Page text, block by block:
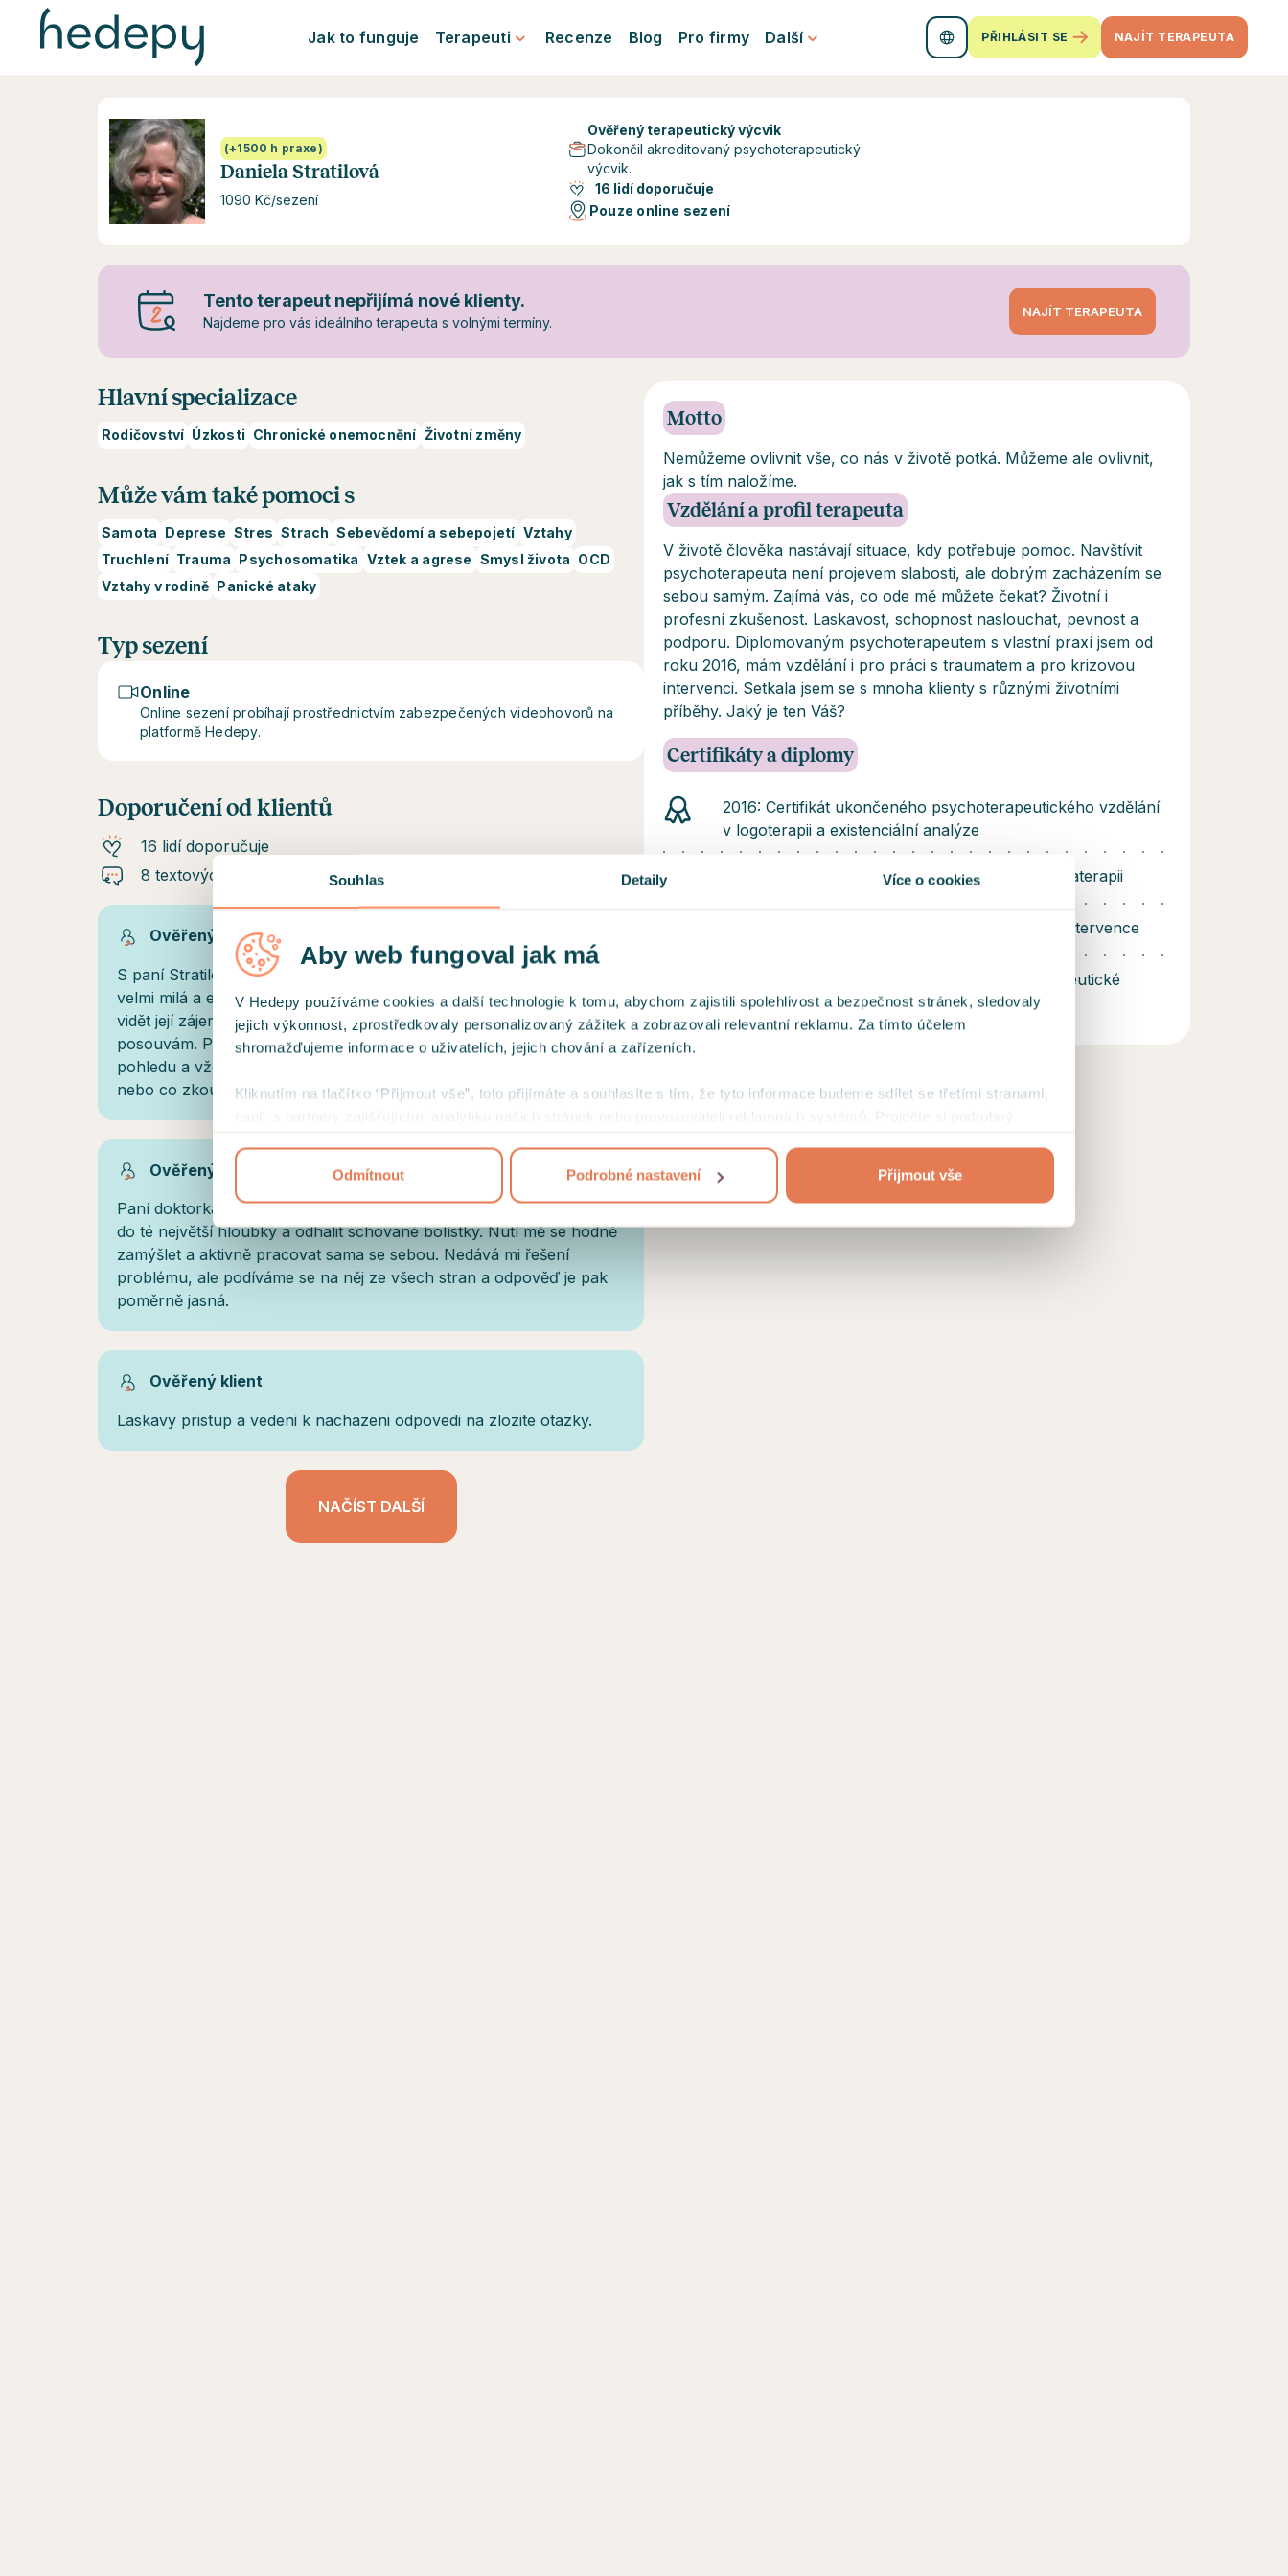
Souhlas Detaily Více o cookies
Aby web fungoval jak má
V Hedepy používáme cookies a další technologie k tomu, abychom zajistili spolehlivost a bezpečnost stránek, sledovaly
jejich výkonnost, zprostředkovaly personalizovaný zážitek a zobrazovali relevantní reklamu. Za tímto účelem
shromažďujeme informace o uživatelích, jejich chování a zařízeních.
Kliknutím na tlačítko “Přijmout vše”, toto přijímáte a souhlasíte s tím, že tyto informace budeme sdílet se třetími stranami,
např. s partnery zajišťujícími analytiku našich stránek nebo provozovateli reklamních systémů. Projděte si podrobný
Odmítnout Podrobné nastavení Přijmout vše
Jak to funguje Terapeuti Recenze Blog Pro firmy Další PŘIHLÁSIT SE NAJÍT TERAPEUTA
(+1500 h praxe)
Daniela Stratilová
1090 Kč/sezení
Ověřený terapeutický výcvik
Dokončil akreditovaný psychoterapeutický
výcvik.
16 lidí doporučuje
Pouze online sezení
Tento terapeut nepřijímá nové klienty.
Najdeme pro vás ideálního terapeuta s volnými termíny.
NAJÍT TERAPEUTA
Hlavní specializace
Rodičovství Úzkosti Chronické onemocnění Životní změny
Může vám také pomoci s
Samota Deprese Stres Strach Sebevědomí a sebepojetí Vztahy
Truchlení Trauma Psychosomatika Vztek a agrese Smysl života OCD
Vztahy v rodině Panické ataky
Typ sezení
Online
Online sezení probíhají prostřednictvím zabezpečených videohovorů na
platformě Hedepy.
Doporučení od klientů
16 lidí doporučuje
8 textových doporučení
Ověřený klient
S paní Stratilovou máme za sebou již několik sezení. Je zkušená,
velmi milá a empatická terapeutka s lidským přístupem. V terapii je
vidět její zájem, ptá se i na sdílení z minulých setkání, jak a kam se
posouvám. Pomáhá mi nahlížet na mou situaci z nových úhlů
pohledu a vždy si odnáším jednoduchý tip, čemu věnovat pozornost
nebo co zkoušet měnit v nadcházejícím období.
Ověřený klient
Paní doktorka je velmi empatická a chápavá. Snaží se jít s problémy
do té největší hloubky a odhalit schované bolístky. Nutí mě se hodně
zamýšlet a aktivně pracovat sama se sebou. Nedává mi řešení
problému, ale podíváme se na něj ze všech stran a odpověď je pak
poměrně jasná.
Ověřený klient
Laskavy pristup a vedeni k nachazeni odpovedi na zlozite otazky.
NAČÍST DALŠÍ
Motto
Nemůžeme ovlivnit vše, co nás v životě potká. Můžeme ale ovlivnit,
jak s tím naložíme.
Vzdělání a profil terapeuta
V životě člověka nastávají situace, kdy potřebuje pomoc. Navštívit
psychoterapeuta není projevem slabosti, ale dobrým zacházením se
sebou samým. Zajímá vás, co ode mě můžete čekat? Životní i
profesní zkušenost. Laskavost, schopnost naslouchat, pevnost a
podporu. Diplomovaným psychoterapeutem s vlastní praxí jsem od
roku 2016, mám vzdělání i pro práci s traumatem a pro krizovou
intervenci. Setkala jsem se s mnoha klienty s různými životními
příběhy. Jaký je ten Váš?
Certifikáty a diplomy
2016: Certifikát ukončeného psychoterapeutického vzdělání
v logoterapii a existenciální analýze
2016: Potvrzení o absolvování výcviku v Traumaterapii
2006: Osvědčení o absolvování kurzu krizové intervence
2004: Diplom o ukončení Pražské psychoterapeutické
fakulty